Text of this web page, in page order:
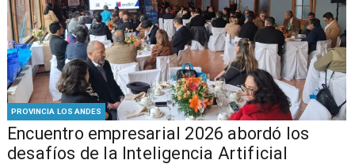
PROVINCIA LOS ANDES
Encuentro empresarial 2026 abordó los
desafíos de la Inteligencia Artificial